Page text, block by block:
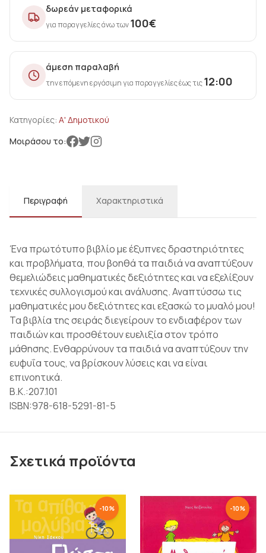
δωρεάν μεταφορικά
για παραγγελίες άνω των100€
άμεση παραλαβή
την επόμενη εργάσιμη για παραγγελίες έως τις12:00
Κατηγορίες: Α' Δημοτικού
Μοιράσου το:
Περιγραφή Χαρακτηριστικά
Ένα πρωτότυπο βιβλίο με έξυπνες δραστηριότητες
και προβλήματα, που βοηθά τα παιδιά να αναπτύξουν
θεμελιώδεις μαθηματικές δεξιότητες και να εξελίξουν
τεχνικές συλλογισμού και ανάλυσης. Αναπτύσσω τις
μαθηματικές μου δεξιότητες και εξασκώ το μυαλό μου!
Τα βιβλία της σειράς διεγείρουν το ενδιαφέρον των
παιδιών και προσθέτουν ευελιξία στον τρόπο
μάθησης. Ενθαρρύνουν τα παιδιά να αναπτύξουν την
ευφυΐα τους, να βρίσκουν λύσεις και να είναι
επινοητικά.
Β.Κ.:207.101
ISBN:978-618-5291-81-5
Σχετικά προϊόντα
-10% -10%